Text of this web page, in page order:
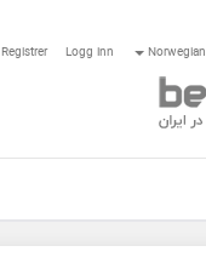
Norwegian
Logg inn
Registrer